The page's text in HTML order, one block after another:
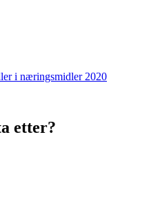
i næringsmidler 2020
etter?